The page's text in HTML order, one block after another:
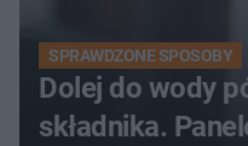
SPRAWDZONE SPOSOBY
Dolej do wody
składnika.